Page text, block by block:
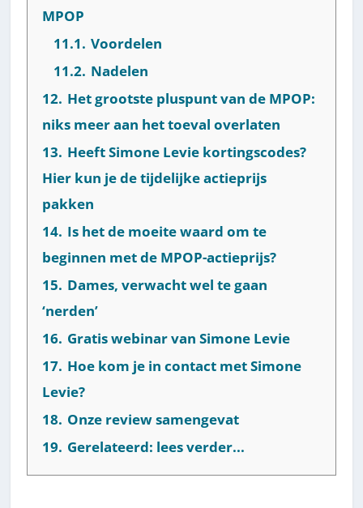
MPOP
11.1. Voordelen
11.2. Nadelen
12. Het grootste pluspunt van de MPOP:
niks meer aan het toeval overlaten
13. Heeft Simone Levie kortingscodes?
Hier kun je de tijdelijke actieprijs
pakken
14. Is het de moeite waard om te
beginnen met de MPOP-actieprijs?
15. Dames, verwacht wel te gaan
‘nerden’
16. Gratis webinar van Simone Levie
17. Hoe kom je in contact met Simone
Levie?
18. Onze review samengevat
19. Gerelateerd: lees verder...